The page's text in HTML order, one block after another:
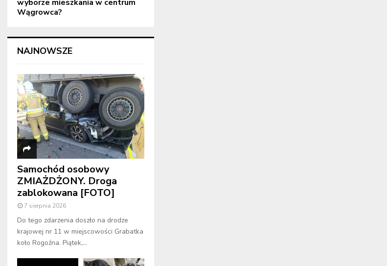
wyborze mieszkania w centrum
Wągrowca?
NAJNOWSZE
Samochód osobowy
ZMIAŻDŻONY. Droga
zablokowana [FOTO]
7 sierpnia 2026
Do tego zdarzenia doszło na drodze
krajowej nr 11 w miejscowości Grabatka
koło Rogoźna. Piątek,...